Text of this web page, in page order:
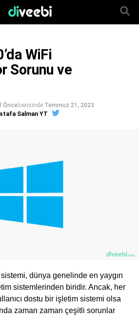
WiFi
Sorunu ve
Önce İcerisinde Temmuz 21, 2023
Salman YT
dünya genelinde en yaygın
sistemlerinden biridir. Ancak, her
dostu bir işletim sistemi olsa
zaman zaman çeşitli sorunlar